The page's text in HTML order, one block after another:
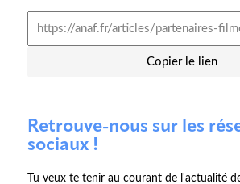
Copier le lien
Retrouve-nous sur les
sociaux !
Tu veux te tenir au courant de l'actualité